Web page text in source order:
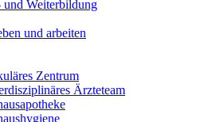
Weiterbildung
und arbeiten
Zentrum
Ärzteteam